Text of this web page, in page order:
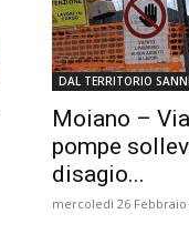
DAL TERRITORIO
Moiano –
pompe
disagio...
mercoledì 26 Febbraio